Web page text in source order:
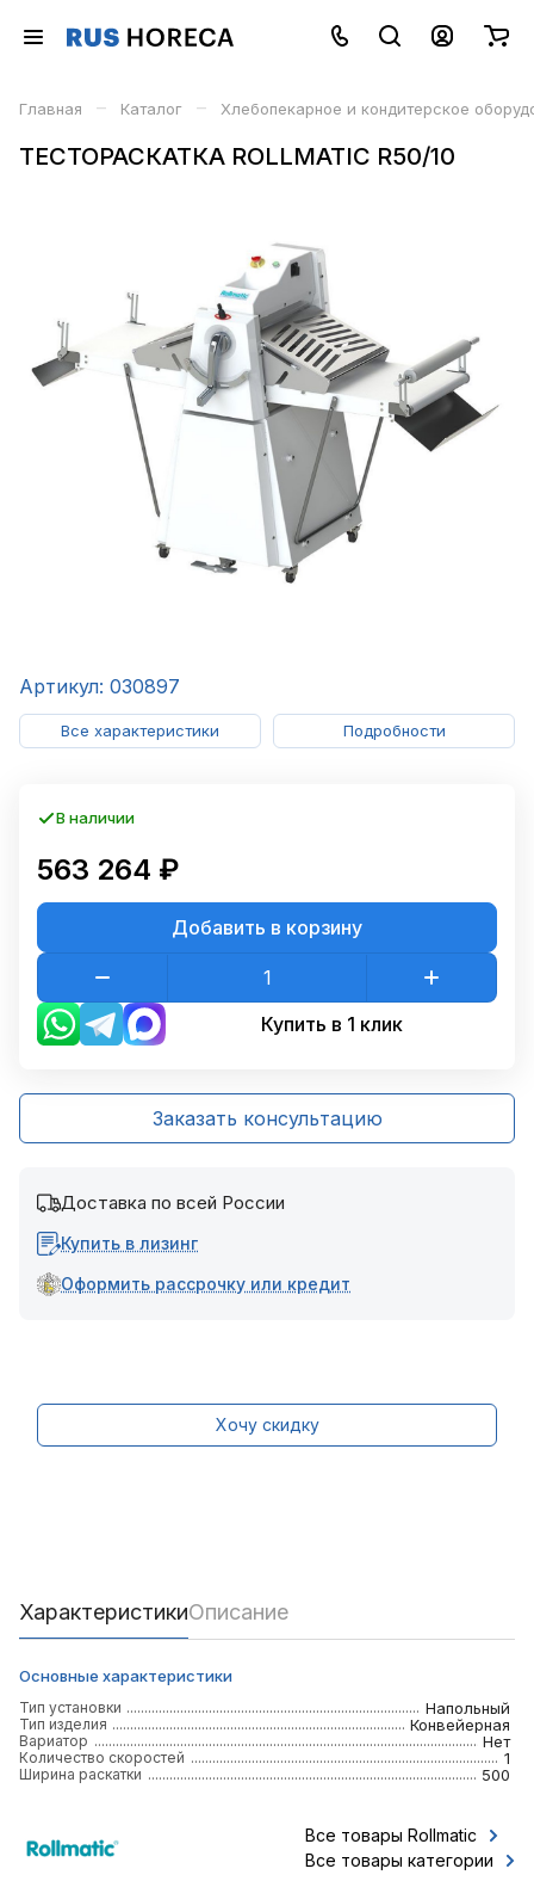
Главная – Каталог – Хлебопекарное и кондитерское
ТЕСТОРАСКАТКА ROLLMATIC R50/10
Артикул: 030897
Все характеристики Подробности
В наличии
563 264 ₽
Добавить в корзину
Купить в 1 клик
Заказать консультацию
Доставка по всей России
Купить в лизинг
Оформить рассрочку или кредит
Хочу скидку
ХарактеристикиОписание
Основные характеристики
Тип установки Напольный
Тип изделия Конвейерная
Вариатор Нет
Количество скоростей 1
Ширина раскатки 500
Все товары Rollmatic
Все товары категории